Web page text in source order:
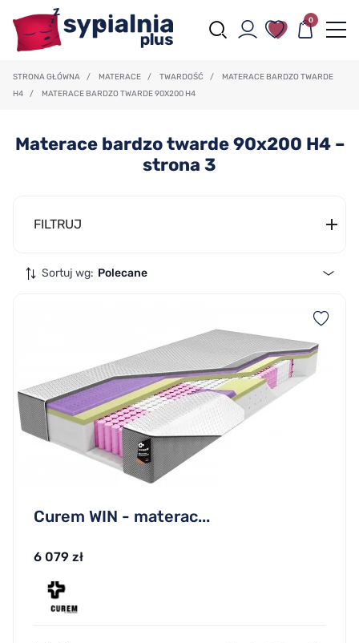
0
STRONA GŁÓWNA / MATERACE / TWARDOŚĆ /
MATERACE BARDZO TWARDE
H4
/ MATERACE BARDZO TWARDE 90X200 H4
Materace bardzo twarde 90x200 H4 –
strona 3
FILTRUJ
Sortuj wg: Polecane
Curem WIN - materac...
6 079 zł